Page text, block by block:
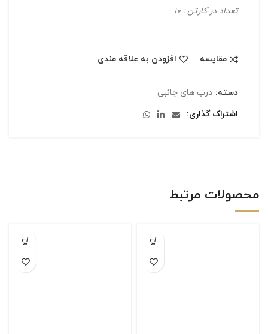
تعداد در کارتن : 10
مقایسه افزودن به علاقه مندی
دسته: درب های جانبی
اشتراک گذاری
محصولات مرتبط